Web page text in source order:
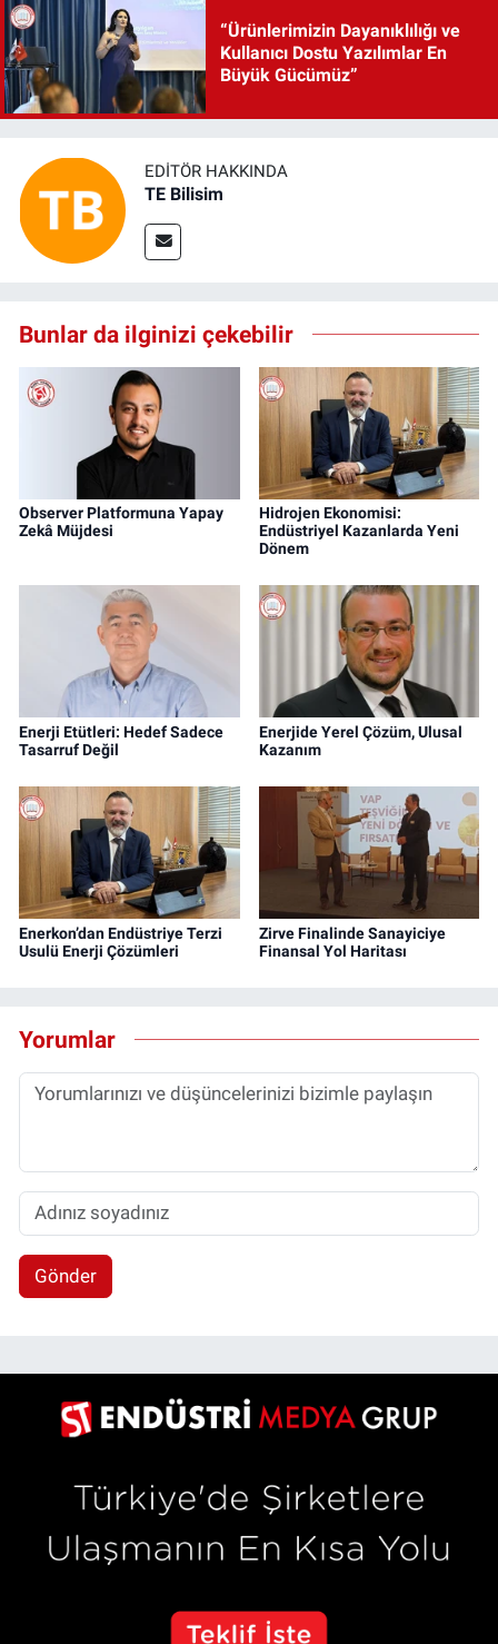
“Ürünlerimizin Dayanıklılığı ve
Kullanıcı Dostu Yazılımlar En
Büyük Gücümüz”
EDITÖR HAKKINDA
TE Bilisim
Bunlar da ilginizi çekebilir
Observer Platformuna Yapay
Zekâ Müjdesi
Hidrojen Ekonomisi:
Endüstriyel Kazanlarda Yeni
Dönem
Enerji Etütleri: Hedef Sadece
Tasarruf Değil
Enerjide Yerel Çözüm, Ulusal
Kazanım
Enerkon’dan Endüstriye Terzi
Usulü Enerji Çözümleri
Zirve Finalinde Sanayiciye
Finansal Yol Haritası
Yorumlar
Gönder